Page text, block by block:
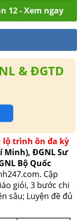
12 - Xem ngay
& ĐGTD
lộ trình ôn đa kỳ
Minh), ĐGNL Sư
Bộ Quốc
Cập
giỏi, 3 bước chi
sâu; Luyện đề đủ